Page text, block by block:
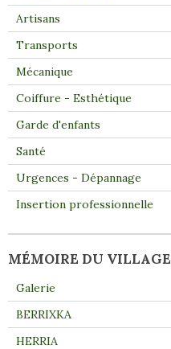
Artisans
Transports
Mécanique
Coiffure - Esthétique
Garde d'enfants
Santé
Urgences - Dépannage
Insertion professionnelle
MÉMOIRE DU VILLAGE
Galerie
BERRIXKA
HERRIA